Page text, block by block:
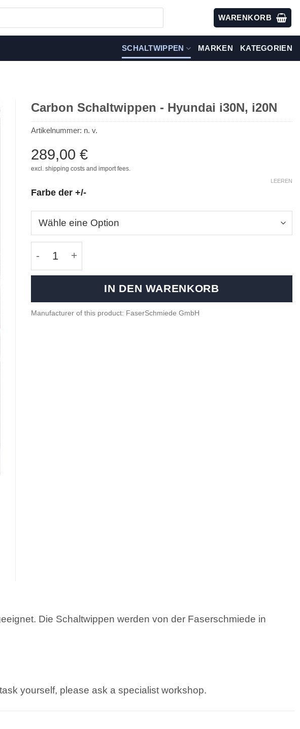
WARENKORB
SCHALTWIPPEN MARKEN KATEGORIEN
Carbon Schaltwippen - Hyundai i30N, i20N
Artikelnummer: n. v.
289,00 €
excl. shipping costs and import fees.
Farbe der +/-
LEEREN
IN DEN WARENKORB
Manufacturer of this product: FaserSchmiede GmbH
Die Schaltwippen werden von der Faserschmiede in
yourself, please ask a specialist workshop.